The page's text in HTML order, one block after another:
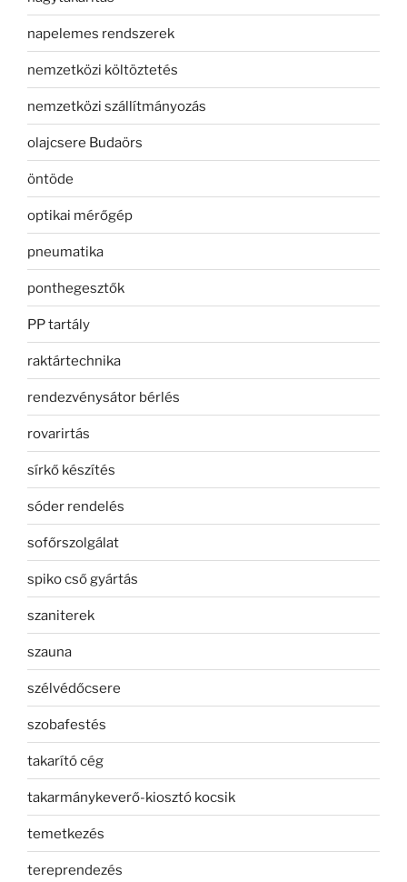
napelemes rendszerek
nemzetközi költöztetés
nemzetközi szállítmányozás
olajcsere Budaörs
öntöde
optikai mérőgép
pneumatika
ponthegesztők
PP tartály
raktártechnika
rendezvénysátor bérlés
rovarirtás
sírkő készítés
sóder rendelés
sofőrszolgálat
spiko cső gyártás
szaniterek
szauna
szélvédőcsere
szobafestés
takarító cég
takarmánykeverő-kiosztó kocsik
temetkezés
tereprendezés